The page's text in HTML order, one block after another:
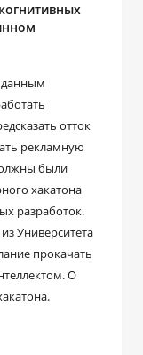
данным
отток
рекламную
были
хакатона
разработок.
Университета
прокачать
О